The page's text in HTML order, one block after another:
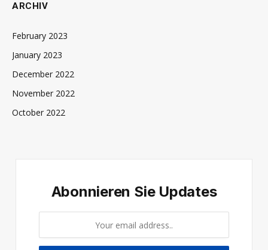
ARCHIV
February 2023
January 2023
December 2022
November 2022
October 2022
Abonnieren Sie Updates